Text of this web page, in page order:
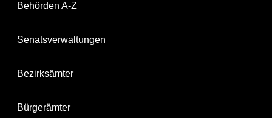
Behörden A-Z
Senatsverwaltungen
Bezirksämter
Bürgerämter